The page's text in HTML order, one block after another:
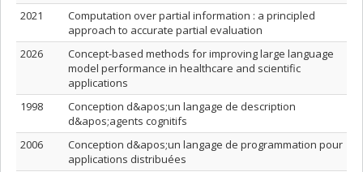
2021
Computation over partial information : a principled
approach to accurate partial evaluation
2026
Concept-based methods for improving large language
model performance in healthcare and scientific
applications
1998
Conception d&apos;un langage de description
d&apos;agents cognitifs
2006
Conception d&apos;un langage de programmation pour
applications distribuées